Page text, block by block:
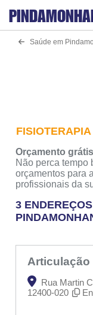
Saúde em
Orçamento
Não perca tempo
orçamentos para
profissionais da
3
Articulação
Rua Martin
12400-020